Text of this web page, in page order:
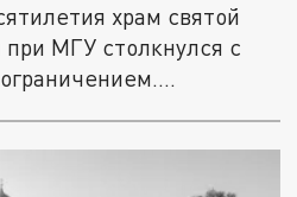
храм святой
МГУ столкнулся с